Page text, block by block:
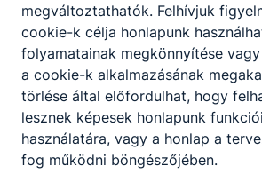
Támogatást nyertünk az
Programban!
Legfrissebb nyertes pályázatunk:
Tapasztalatokkal a Jövő Szakembereiért” - „By
Experiences, For the Future Professionals”
megváltoztathatók. Felhívjuk
cookie-k célja honlapunk
folyamatainak megkönnyítése
a cookie-k alkalmazásának
törlése által előfordulhat, hogy
lesznek képesek honlapunk
használatára, vagy a honlap a
fog működni böngészőjében.